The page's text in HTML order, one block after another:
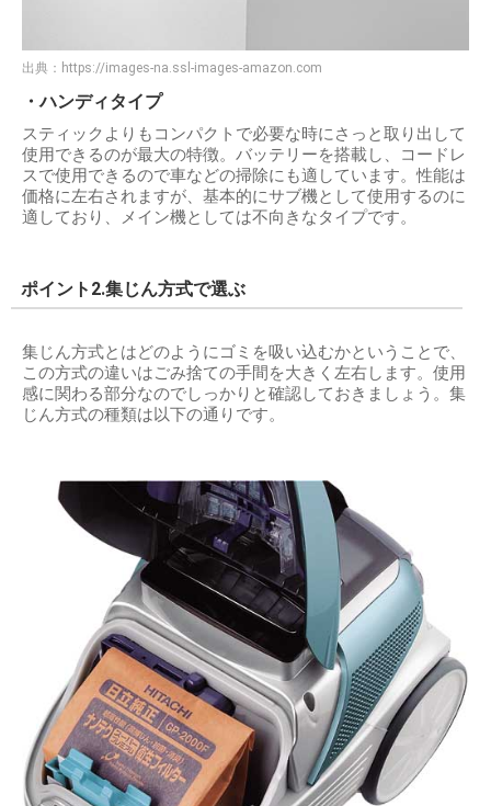
出典： https://images-na.ssl-images-amazon.com
・ハンディタイプ
スティックよりもコンパクトで必要な時にさっと取り出して
使用できるのが最大の特徴。バッテリーを搭載し、コードレ
スで使用できるので車などの掃除にも適しています。性能は
価格に左右されますが、基本的にサブ機として使用するのに
適しており、メイン機としては不向きなタイプです。
ポイント2.集じん方式で選ぶ
集じん方式とはどのようにゴミを吸い込むかということで、
この方式の違いはごみ捨ての手間を大きく左右します。使用
感に関わる部分なのでしっかりと確認しておきましょう。集
じん方式の種類は以下の通りです。